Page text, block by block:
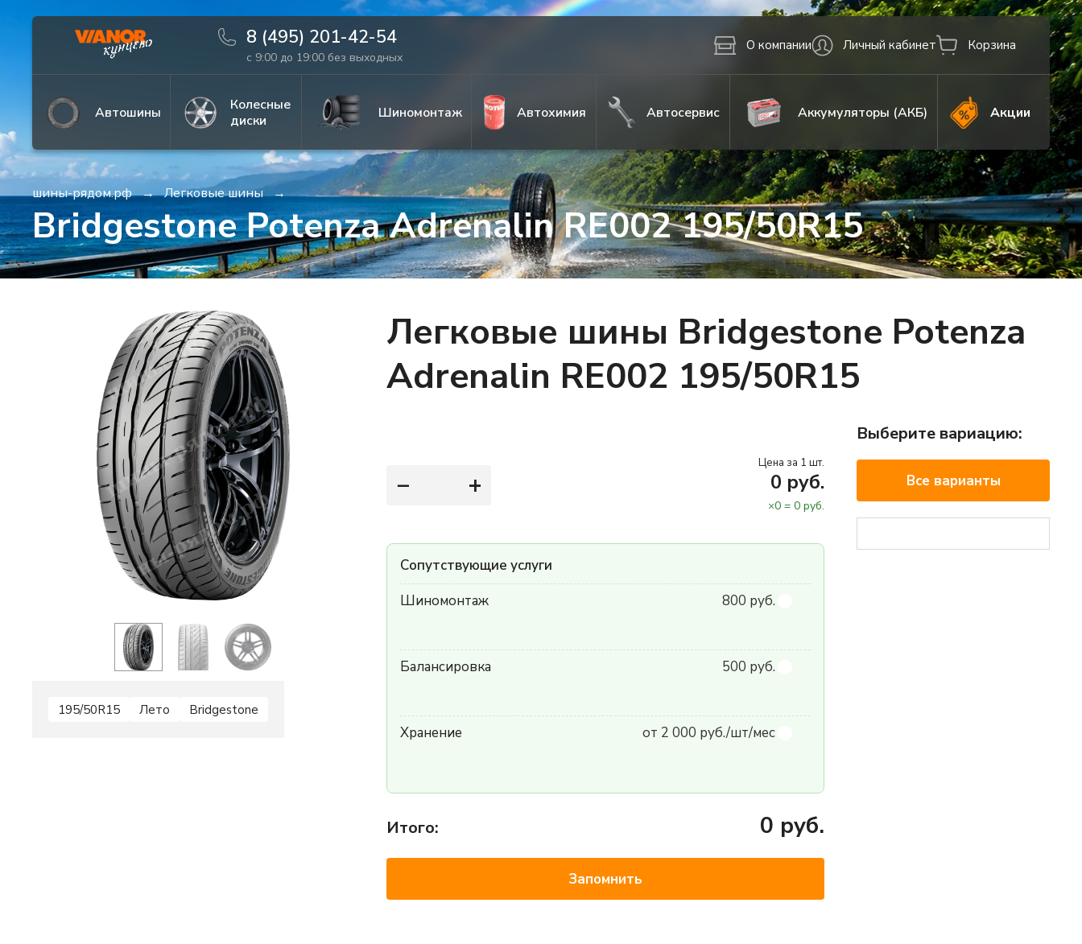
8 (495) 201-42-54
с 9:00 до 19:00 без выходных
О компании Личный кабинет Корзина
Автошины
Колесные
диски
Шиномонтаж Автохимия Автосервис Аккумуляторы (АКБ) Акции
шины-рядом.рф Легковые шины
Bridgestone Potenza Adrenalin RE002 195/50R15
195/50R15 Лето Bridgestone
Легковые шины Bridgestone Potenza
Adrenalin RE002 195/50R15
− +
Цена за 1 шт.
0 руб.
×0 = 0 руб.
Сопутствующие услуги
Шиномонтаж
800 руб.
Балансировка 500 руб.
Хранение от 2 000 руб./шт/мес
Итого: 0 руб.
Запомнить
Выберите вариацию:
Все варианты
Информация Фото товара